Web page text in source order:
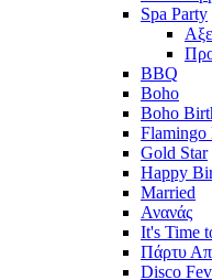
Spa Party
BBQ
Boho
Boho
Flamingo
Gold Star
Happy
Married
Ανανάς
It's Time
Πάρτυ
Disco